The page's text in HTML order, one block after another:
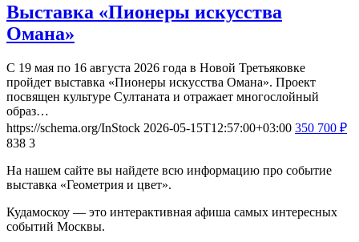
Выставка «Пионеры искусства
Омана»
С 19 мая по 16 августа 2026 года в Новой Третьяковке
пройдет выставка «Пионеры искусства Омана». Проект
посвящен культуре Султаната и отражает многослойный
образ…
https://schema.org/InStock 2026-05-15T12:57:00+03:00 350 700 ₽
838 3
На нашем сайте вы найдете всю информацию про событие
выставка «Геометрия и цвет».
Кудамоскоу — это интерактивная афиша самых интересных
событий Москвы.